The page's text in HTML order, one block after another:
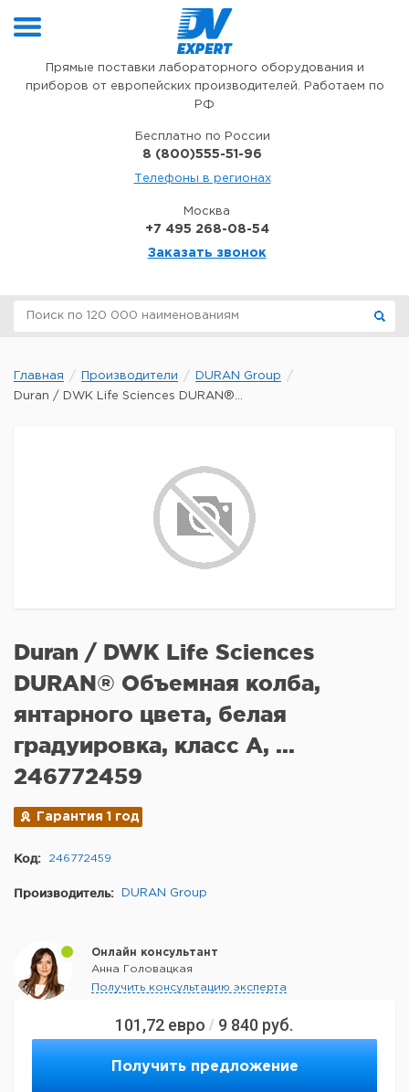
Прямые поставки лабораторного оборудования и
приборов от европейских производителей. Работаем по
РФ
Бесплатно по России
8 (800)555-51-96
Телефоны в регионах
Москва
+7 495 268-08-54
Заказать звонок
Главная Производители
DURAN Group
Duran / DWK Life Sciences DURAN®...
101,72 евро / 9 840 руб.
Получить предложение
Duran / DWK Life Sciences
DURAN® Объемная колба,
янтарного цвета, белая
градуировка, класс A, ...
246772459
Гарантия 1 год
Код: 246772459
Производитель: DURAN Group
Онлайн консультант
Анна Головацкая
Получить консультацию эксперта